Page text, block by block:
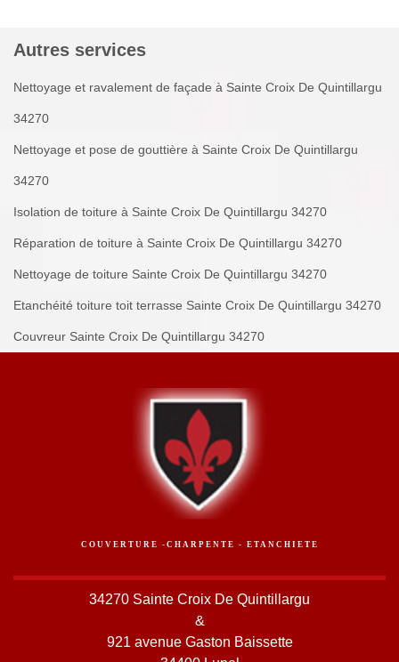
Autres services
Nettoyage et ravalement de façade à Sainte Croix De Quintillargu
34270
Nettoyage et pose de gouttière à Sainte Croix De Quintillargu
34270
Isolation de toiture à Sainte Croix De Quintillargu 34270
Réparation de toiture à Sainte Croix De Quintillargu 34270
Nettoyage de toiture Sainte Croix De Quintillargu 34270
Etanchéité toiture toit terrasse Sainte Croix De Quintillargu 34270
Couvreur Sainte Croix De Quintillargu 34270
COUVERTURE -CHARPENTE - ETANCHIETE
34270 Sainte Croix De Quintillargu
&
921 avenue Gaston Baissette